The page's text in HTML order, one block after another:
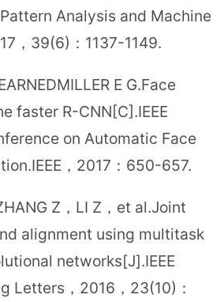
Analysis and Machine
，39(6)：1137-1149.
E G.Face
faster R-CNN[C].IEEE
on Automatic Face
，2017：650-657.
Z，LI Z，et al.Joint
alignment using multitask
networks[J].IEEE
Letters，2016，23(10)：